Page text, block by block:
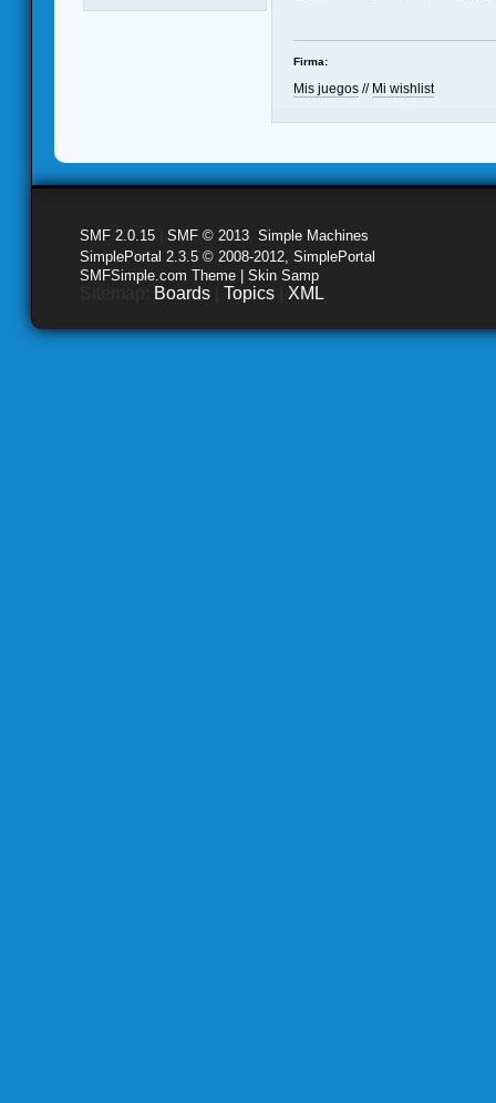
Firma:
Mis juegos // Mi wishlist
SMF 2.0.15 SMF © 2013 Simple Machines
SimplePortal 2.3.5 © 2008-2012, SimplePortal
SMFSimple.com Theme | Skin Samp
Boards Topics XML